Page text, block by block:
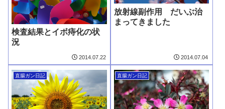
検査結果とイボ痔化の状
況
2014.07.22
放射線副作用 だいぶ治
まってきました
2014.07.04
直腸ガン日記 直腸ガン日記